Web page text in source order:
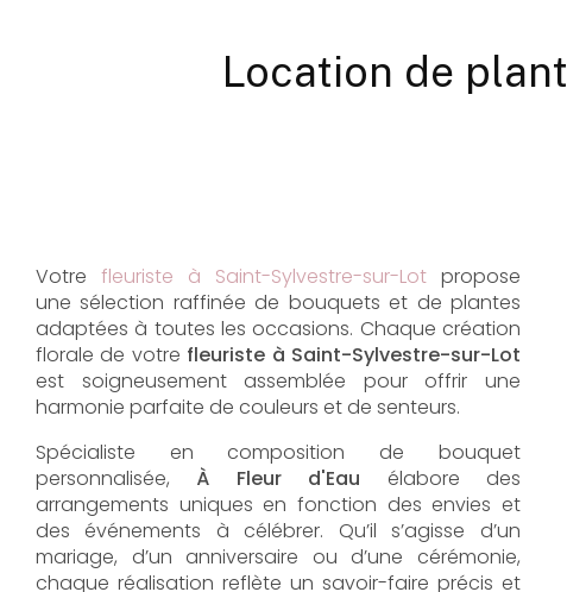
Location de
Votre fleuriste à Saint-Sylvestre-sur-Lot propose
une sélection raffinée de bouquets et de plantes
adaptées à toutes les occasions. Chaque création
florale de votre fleuriste à Saint-Sylvestre-sur-Lot
est soigneusement assemblée pour offrir une
harmonie parfaite de couleurs et de senteurs.
Spécialiste en composition de bouquet
personnalisée, À Fleur d'Eau élabore des
arrangements uniques en fonction des envies et
des événements à célébrer. Qu’il s’agisse d’un
mariage, d’un anniversaire ou d’une cérémonie,
chaque réalisation reflète un savoir-faire précis et